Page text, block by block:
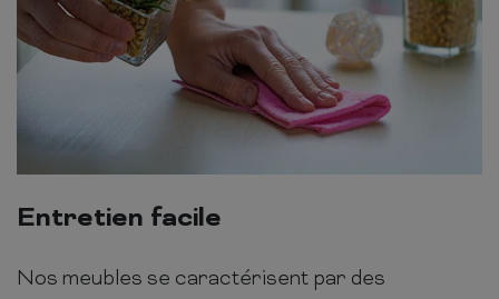
Entretien facile
Nos meubles se caractérisent par des